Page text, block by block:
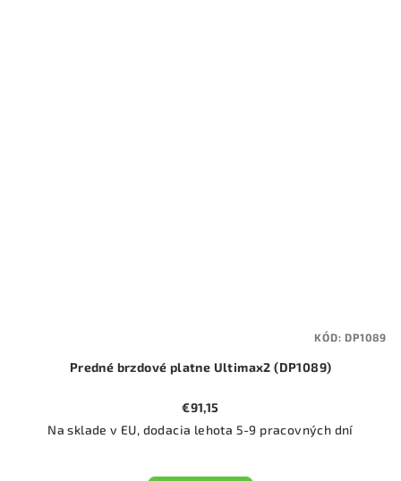
Predné brzdové platne Ultimax2 (DP1089)
€91,15
Na sklade v EU, dodacia lehota 5-9 pracovných dní
KÓD:DP1089